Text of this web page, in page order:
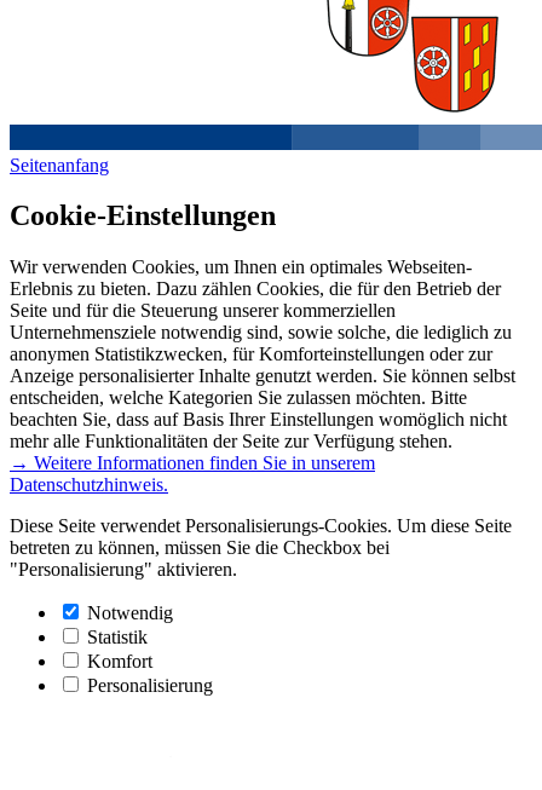
Seitenanfang
Cookie-Einstellungen
Wir verwenden Cookies, um Ihnen ein optimales Webseiten-
Erlebnis zu bieten. Dazu zählen Cookies, die für den Betrieb der
Seite und für die Steuerung unserer kommerziellen
Unternehmensziele notwendig sind, sowie solche, die lediglich zu
anonymen Statistikzwecken, für Komforteinstellungen oder zur
Anzeige personalisierter Inhalte genutzt werden. Sie können selbst
entscheiden, welche Kategorien Sie zulassen möchten. Bitte
beachten Sie, dass auf Basis Ihrer Einstellungen womöglich nicht
mehr alle Funktionalitäten der Seite zur Verfügung stehen.
→ Weitere Informationen finden Sie in unserem
Datenschutzhinweis.
Diese Seite verwendet Personalisierungs-Cookies. Um diese Seite
betreten zu können, müssen Sie die Checkbox bei
"Personalisierung" aktivieren.
Notwendig
Statistik
Komfort
Personalisierung